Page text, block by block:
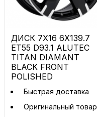
ДИСК 7X16 6X139.7
ET55 D93.1 ALUTEC
TITAN DIAMANT
BLACK FRONT
POLISHED
Быстрая доставка
Оригинальный товар